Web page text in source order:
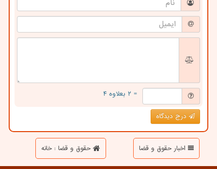
= ۲ بعلاوه ۴
درج دیدگاه
اخبار حقوق و قضا حقوق و قضا : خانه